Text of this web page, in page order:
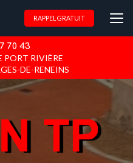
70 43
PORT RIVIÈRE
DE-RENEINS
RAPPEL GRATUIT